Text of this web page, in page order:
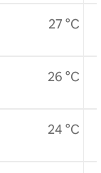
27 °C
26 °C
24 °C